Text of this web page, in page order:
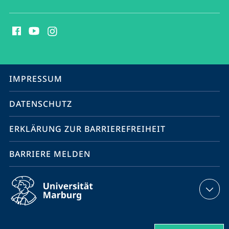
Media
Service-
Navigation
IMPRESSUM
DATENSCHUTZ
ERKLÄRUNG ZUR BARRIEREFREIHEIT
BARRIERE MELDEN